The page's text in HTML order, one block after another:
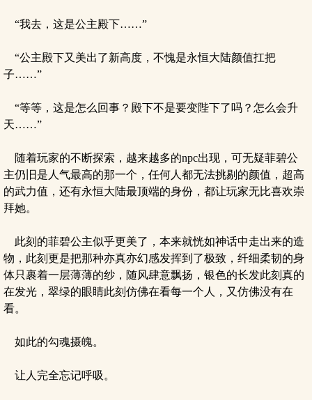
“我去，这是公主殿下……”
“公主殿下又美出了新高度，不愧是永恒大陆颜值扛把
子……”
“等等，这是怎么回事？殿下不是要变陛下了吗？怎么会升
天……”
随着玩家的不断探索，越来越多的npc出现，可无疑菲碧公
主仍旧是人气最高的那一个，任何人都无法挑剔的颜值，超高
的武力值，还有永恒大陆最顶端的身份，都让玩家无比喜欢崇
拜她。
此刻的菲碧公主似乎更美了，本来就恍如神话中走出来的造
物，此刻更是把那种亦真亦幻感发挥到了极致，纤细柔韧的身
体只裹着一层薄薄的纱，随风肆意飘扬，银色的长发此刻真的
在发光，翠绿的眼睛此刻仿佛在看每一个人，又仿佛没有在
看。
如此的勾魂摄魄。
让人完全忘记呼吸。